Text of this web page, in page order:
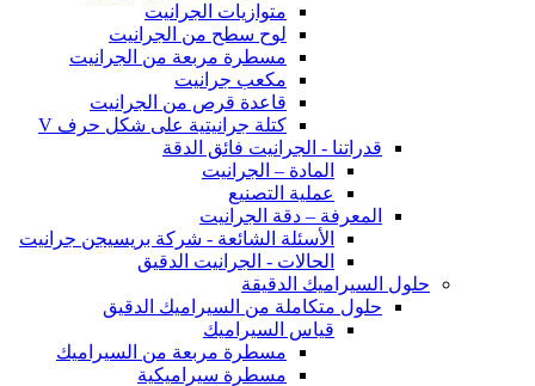
متوازيات الجرانيت
لوح سطح من الجرانيت
مسطرة مربعة من الجرانيت
مكعب جرانيت
قاعدة قرص من الجرانيت
كتلة جرانيتية على شكل حرف V
قدراتنا - الجرانيت فائق الدقة
المادة – الجرانيت
عملية التصنيع
المعرفة – دقة الجرانيت
الأسئلة الشائعة - شركة بريسيجن جرانيت
الحالات - الجرانيت الدقيق
حلول السيراميك الدقيقة
حلول متكاملة من السيراميك الدقيق
قياس السيراميك
مسطرة مربعة من السيراميك
مسطرة سيراميكية